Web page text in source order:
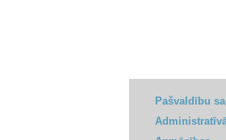
Pašvaldību